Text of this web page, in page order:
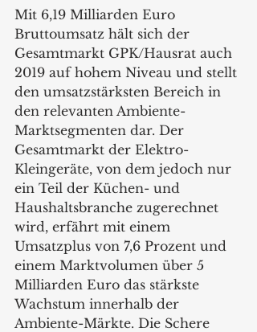
Mit 6,19 Milliarden Euro
Bruttoumsatz hält sich der
Gesamtmarkt GPK/Hausrat auch
2019 auf hohem Niveau und stellt
den umsatzstärksten Bereich in
den relevanten Ambiente-
Marktsegmenten dar. Der
Gesamtmarkt der Elektro-
Kleingeräte, von dem jedoch nur
ein Teil der Küchen- und
Haushaltsbranche zugerechnet
wird, erfährt mit einem
Umsatzplus von 7,6 Prozent und
einem Marktvolumen über 5
Milliarden Euro das stärkste
Wachstum innerhalb der
Ambiente-Märkte. Die Schere